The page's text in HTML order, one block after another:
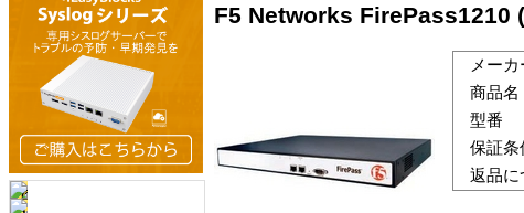
F5 Networks FirePass1210
メーカ
商品名
型番
保証条
返品に